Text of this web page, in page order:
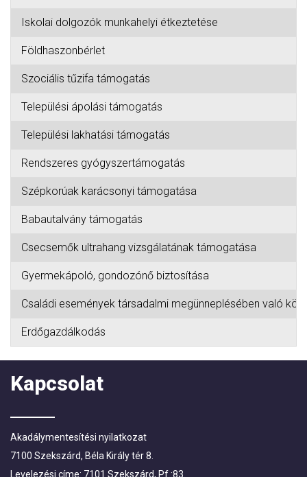
Iskolai dolgozók munkahelyi étkeztetése
Földhaszonbérlet
Szociális tűzifa támogatás
Települési ápolási támogatás
Települési lakhatási támogatás
Rendszeres gyógyszertámogatás
Szépkorúak karácsonyi támogatása
Babautalvány támogatás
Csecsemők ultrahang vizsgálatának támogatása
Gyermekápoló, gondozónő biztosítása
Családi események társadalmi megünneplésében való
Erdőgazdálkodás
Kapcsolat
Akadálymentesítési nyilatkozat
7100 Szekszárd, Béla Király tér 8.
Levelezési címe: 7101 Szekszárd, Pf.:83.